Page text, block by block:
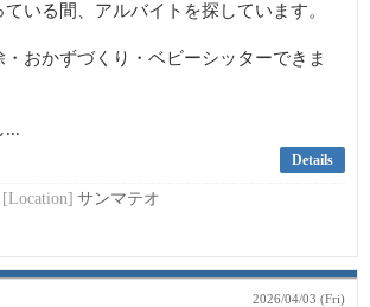
いる間、アルバイトを探しています。
おかずづくり・ベビーシッターできま
...
Details
[Location] サンマテオ
2026/04/03 (Fri)